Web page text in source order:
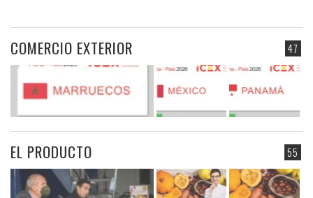
47
COMERCIO EXTERIOR
55
EL PRODUCTO